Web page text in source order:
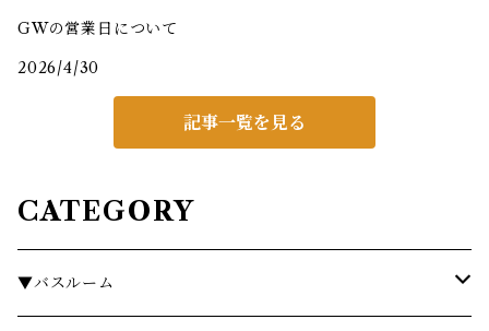
GWの営業日について
2026/4/30
記事一覧を見る
CATEGORY
▼バスルーム